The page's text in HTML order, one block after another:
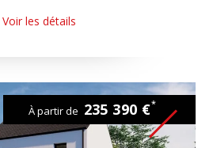
Voir les détails
À partir de 235 390 €*